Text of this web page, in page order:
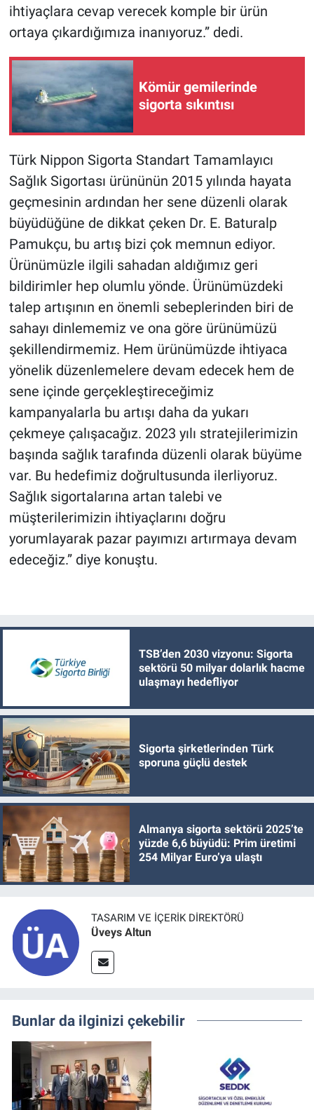
ihtiyaçlara cevap verecek komple bir ürün
ortaya çıkardığımıza inanıyoruz.” dedi.
Kömür gemilerinde
sigorta sıkıntısı
Türk Nippon Sigorta Standart Tamamlayıcı
Sağlık Sigortası ürününün 2015 yılında hayata
geçmesinin ardından her sene düzenli olarak
büyüdüğüne de dikkat çeken Dr. E. Baturalp
Pamukçu, bu artış bizi çok memnun ediyor.
Ürünümüzle ilgili sahadan aldığımız geri
bildirimler hep olumlu yönde. Ürünümüzdeki
talep artışının en önemli sebeplerinden biri de
sahayı dinlememiz ve ona göre ürünümüzü
şekillendirmemiz. Hem ürünümüzde ihtiyaca
yönelik düzenlemelere devam edecek hem de
sene içinde gerçekleştireceğimiz
kampanyalarla bu artışı daha da yukarı
çekmeye çalışacağız. 2023 yılı stratejilerimizin
başında sağlık tarafında düzenli olarak büyüme
var. Bu hedefimiz doğrultusunda ilerliyoruz.
Sağlık sigortalarına artan talebi ve
müşterilerimizin ihtiyaçlarını doğru
yorumlayarak pazar payımızı artırmaya devam
edeceğiz.” diye konuştu.
TSB’den 2030 vizyonu: Sigorta
sektörü 50 milyar dolarlık hacme
ulaşmayı hedefliyor
Sigorta şirketlerinden Türk
sporuna güçlü destek
Almanya sigorta sektörü 2025’te
yüzde 6,6 büyüdü: Prim üretimi
254 Milyar Euro’ya ulaştı
TASARIM VE İÇERIK DIREKTÖRÜ
Üveys Altun
Bunlar da ilginizi çekebilir